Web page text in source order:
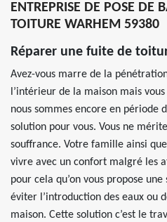
ENTREPRISE DE POSE DE
TOITURE WARHEM 59380
Réparer une fuite de
Avez-vous marre de la
l’intérieur de la maison mais
nous sommes encore en période
solution pour vous. Vous ne
souffrance. Votre famille ainsi
vivre avec un confort malgré les
pour cela qu’on vous propose
éviter l’introduction des eaux ou
maison. Cette solution c’est le